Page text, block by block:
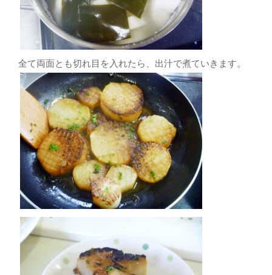
全て両面とも切れ目を入れたら、出汁で煮ていきます。